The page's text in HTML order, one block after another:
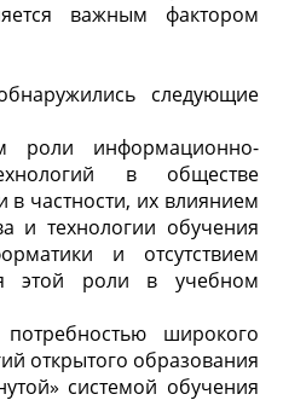
важным фактором
следующие
роли информационно-
в обществе
частности, их влиянием
и технологии обучения
и отсутствием
этой роли в учебном
широкого
открытого образования
системой обучения